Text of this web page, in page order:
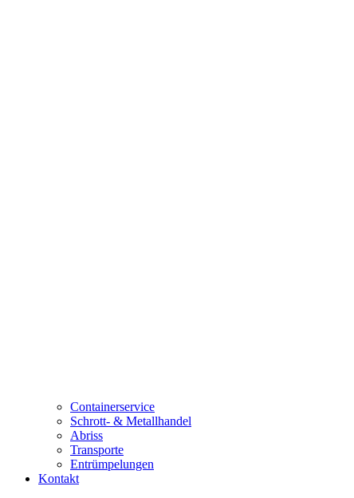
Containerservice
Schrott- & Metallhandel
Abriss
Transporte
Entrümpelungen
Kontakt